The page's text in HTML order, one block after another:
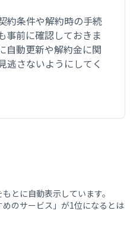
約条件や解約時の手続
事前に確認しておきま
自動更新や解約金に関
逃さないようにしてく
とに自動表示しています。
のサービス」が1位になるとは